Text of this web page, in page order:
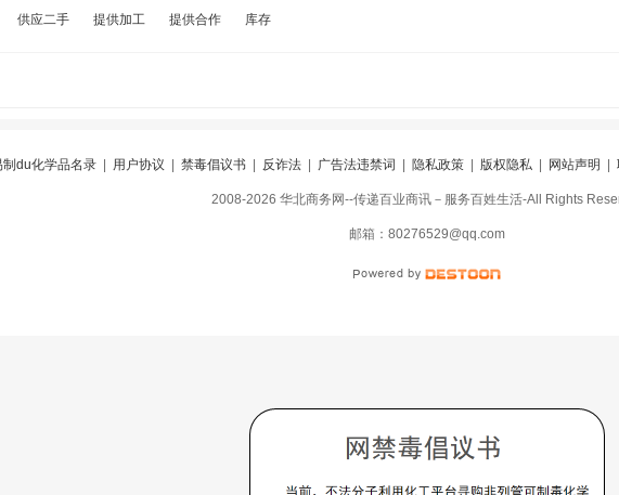
供应二手 提供加工 提供合作 库存
制du化学品名录| 用户协议 禁毒倡议书| 反诈法| 广告法违禁词 隐私政策| 版权隐私| 网站声明
阅|违规举报|冀ICP备16010583号-5 |冀公网安备
2008-2026 华北商务网--传递百业商讯－服务百姓生活-All Rights
邮箱：80276529@qq.com